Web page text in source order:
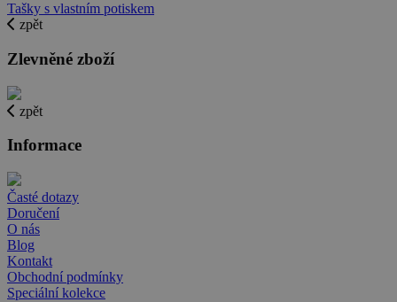
Tašky s vlastním potiskem
zpět
Zlevněné zboží
zpět
Informace
Časté dotazy
Doručení
O nás
Blog
Kontakt
Obchodní podmínky
Speciální kolekce